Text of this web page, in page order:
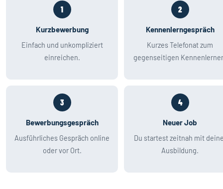
1
Kurzbewerbung
Einfach und unkompliziert
einreichen.
2
Kennenlerngespräch
Kurzes Telefonat zum
gegenseitigen
3
Bewerbungsgespräch
Ausführliches Gespräch online
oder vor Ort.
4
Neuer Job
Du startest zeitnah mit
Ausbildung.